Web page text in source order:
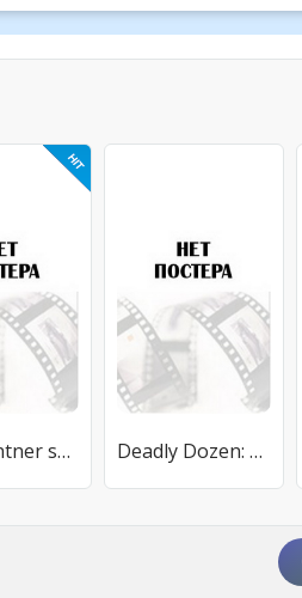
Der Kärntner spricht Deutsch Deadly Dozen: North America